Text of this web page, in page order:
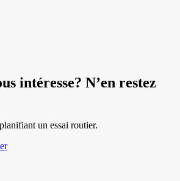
intéresse? N’en restez
un essai routier.